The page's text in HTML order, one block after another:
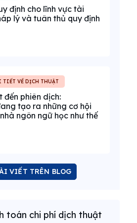
định cho lĩnh vực tài
lý và tuân thủ quy định
TIẾT VỀ DỊCH THUẬT
đến phiên dịch:
tạo ra những cơ hội
ngôn ngữ học như thế
VIẾT TRÊN BLOG
toán chi phí dịch thuật